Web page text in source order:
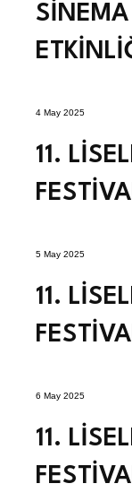
4 May 2025
11.
5 May 2025
11.
6 May 2025
11.